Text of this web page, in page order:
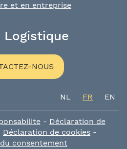
et en entreprise
Logistique
NOUS
NL FR EN
- Déclaration de
Déclaration de cookies -
consentement